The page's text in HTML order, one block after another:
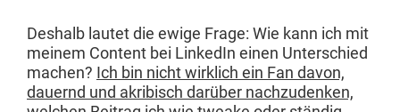
Deshalb lautet die ewige Frage: Wie kann ich mit
meinem Con­tent bei LinkedIn einen Unter­schied
machen? Ich bin nicht wirk­lich ein Fan davon,
dauernd und akribisch darüber nachzu­denken,